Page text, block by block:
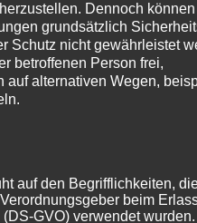
gefestigt ist, dann kann
wie bisher. Es ist Zeit
Now I go my way!
Kunden, Kolleginnen
für die
allen wünsche ich
und Erfolg und allen
Dennoch können
grundsätzlich
Schutz nicht gewährleistet
betroffenen Person frei,
auf alternativen Wegen,
auf den Begrifflichkeiten,
beim
GVO) verwendet